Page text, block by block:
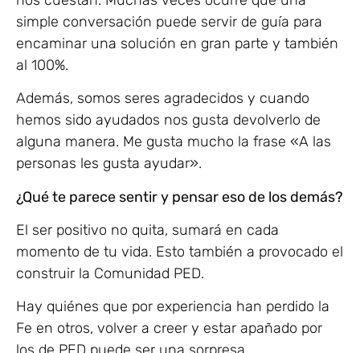
simple conversación puede servir de guía para
encaminar una solución en gran parte y también
al 100%.
Además, somos seres agradecidos y cuando
hemos sido ayudados nos gusta devolverlo de
alguna manera. Me gusta mucho la frase «A las
personas les gusta ayudar».
¿Qué te parece sentir y pensar eso de los demás?
El ser positivo no quita, sumará en cada
momento de tu vida. Esto también a provocado el
construir la Comunidad PED.
Hay quiénes que por experiencia han perdido la
Fe en otros, volver a creer y estar apañado por